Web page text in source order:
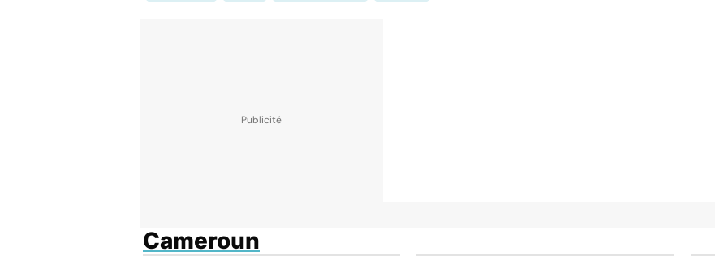
Cameroun